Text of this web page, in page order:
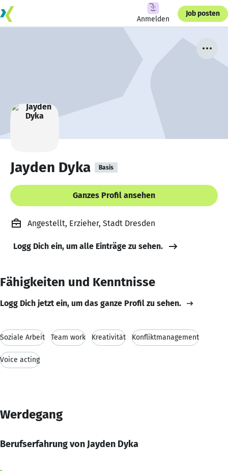
Anmelden
Job posten
Jayden Dyka Basis
Ganzes Profil ansehen
Angestellt, Erzieher, Stadt Dresden
Logg Dich ein, um alle Einträge zu sehen.
Fähigkeiten und Kenntnisse
Logg Dich jetzt ein, um das ganze Profil zu sehen.
Soziale Arbeit Team work Kreativität Konfliktmanagement
Voice acting
Werdegang
Berufserfahrung von Jayden Dyka